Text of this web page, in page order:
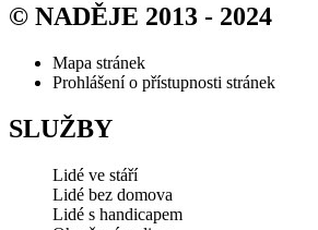
© NADĚJE 2013 - 2024
Mapa stránek
Prohlášení o přístupnosti stránek
SLUŽBY
Lidé ve stáří
Lidé bez domova
Lidé s handicapem